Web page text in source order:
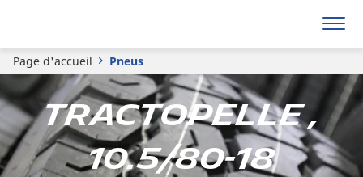
Page d'accueil Pneus
Tractopelle ,
10.5/80-18